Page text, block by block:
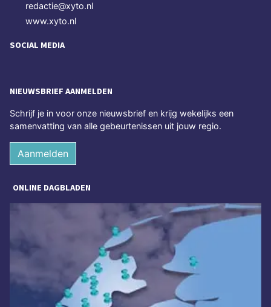
redactie@xyto.nl
www.xyto.nl
SOCIAL MEDIA
NIEUWSBRIEF AANMELDEN
Schrijf je in voor onze nieuwsbrief en krijg wekelijks een
samenvatting van alle gebeurtenissen uit jouw regio.
Aanmelden
ONLINE DAGBLADEN